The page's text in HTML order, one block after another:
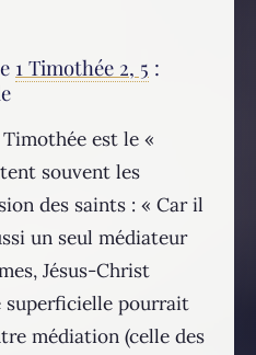
1 Timothée 2, 5 :
est le «
souvent les
des saints : « Car il
un seul médiateur
Jésus-Christ
superficielle pourrait
médiation (celle des